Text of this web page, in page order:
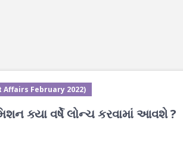
February 2022)
ક્યા વર્ષે લોન્ચ કરવામાં આવશે ?